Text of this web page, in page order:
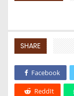
SHARE
Facebook
ReddIt